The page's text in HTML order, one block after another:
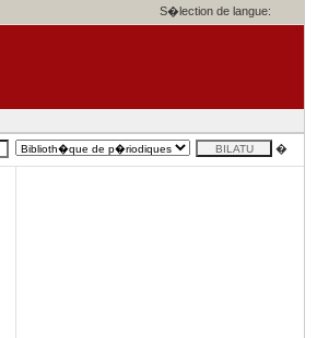
S�lection de langue:
�